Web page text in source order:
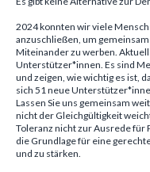
2024 konnten wir viele
anzuschließen, um
Miteinander zu werben.
Unterstützer*innen. Es sind
und zeigen, wie wichtig es ist,
sich 51 neue
Lassen Sie uns gemeinsam
nicht der Gleichgültigkeit
Toleranz nicht zur Ausrede für
die Grundlage für eine
und zu stärken.